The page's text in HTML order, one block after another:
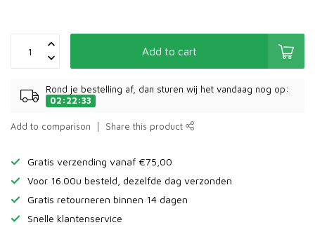
Add to cart
Rond je bestelling af, dan sturen wij het vandaag nog op:
02:22:33
Add to comparison Share this product
Gratis verzending vanaf €75,00
Voor 16.00u besteld, dezelfde dag verzonden
Gratis retourneren binnen 14 dagen
Snelle klantenservice